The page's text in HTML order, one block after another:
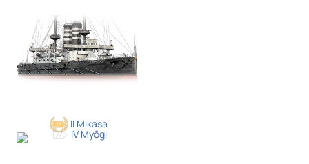
II Mikasa
IV Myōgi